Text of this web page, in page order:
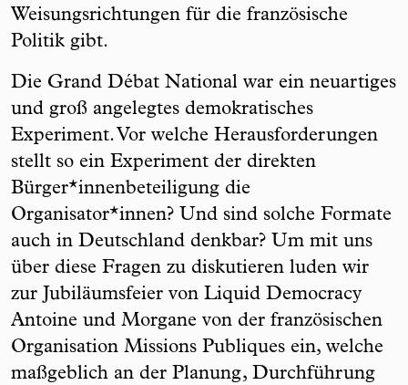
Weisungsrichtungen für die französische
Politik gibt.
Die Grand Débat National war ein neuartiges
und groß angelegtes demokratisches
Experiment. Vor welche Herausforderungen
stellt so ein Experiment der direkten
Bürger*innenbeteiligung die
Organisator*innen? Und sind solche Formate
auch in Deutschland denkbar? Um mit uns
über diese Fragen zu diskutieren luden wir
zur Jubiläumsfeier von Liquid Democracy
Antoine und Morgane von der französischen
Organisation Missions Publiques ein, welche
maßgeblich an der Planung, Durchführung